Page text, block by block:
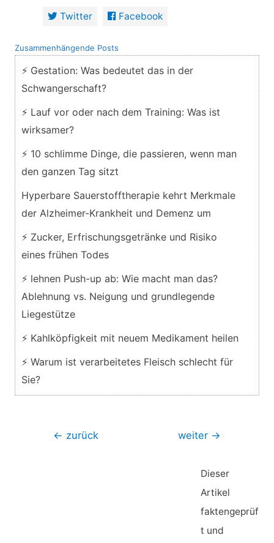
Twitter Facebook
Zusammenhängende Posts
⚡ Gestation: Was bedeutet das in der
Schwangerschaft?
⚡ Lauf vor oder nach dem Training: Was ist
wirksamer?
⚡ 10 schlimme Dinge, die passieren, wenn man
den ganzen Tag sitzt
Hyperbare Sauerstofftherapie kehrt Merkmale
der Alzheimer-Krankheit und Demenz um
⚡ Zucker, Erfrischungsgetränke und Risiko
eines frühen Todes
⚡ lehnen Push-up ab: Wie macht man das?
Ablehnung vs. Neigung und grundlegende
Liegestütze
⚡ Kahlköpfigkeit mit neuem Medikament heilen
⚡ Warum ist verarbeitetes Fleisch schlecht für
Sie?
Beitragsnavigation
← zurück weiter →
Dieser
Artikel
faktengeprüf
t und